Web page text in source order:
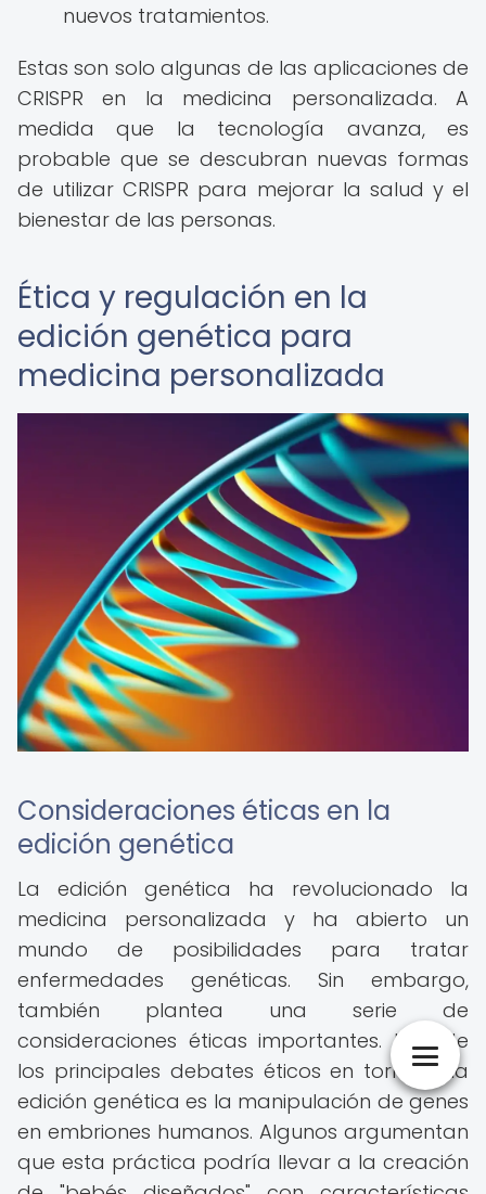
nuevos tratamientos.
Estas son solo algunas de las aplicaciones de
CRISPR en la medicina personalizada. A
medida que la tecnología avanza, es
probable que se descubran nuevas formas
de utilizar CRISPR para mejorar la salud y el
bienestar de las personas.
Ética y regulación en la
edición genética para
medicina personalizada
Consideraciones éticas en la
edición genética
La edición genética ha revolucionado la
medicina personalizada y ha abierto un
mundo de posibilidades para tratar
enfermedades genéticas. Sin embargo,
también plantea una serie de
consideraciones éticas importantes. Uno de
los principales debates éticos en torno a la
edición genética es la manipulación de genes
en embriones humanos. Algunos argumentan
que esta práctica podría llevar a la creación